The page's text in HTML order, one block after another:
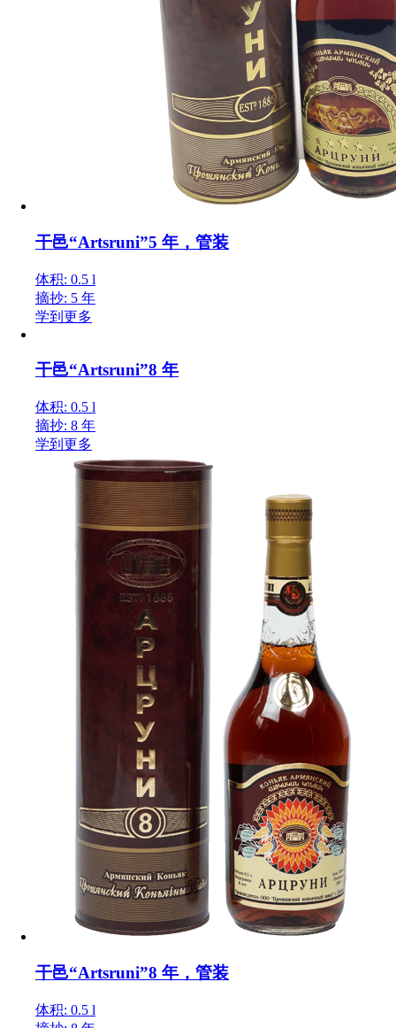
干邑“Artsruni”5 年，管装
体积: 0.5 l
摘抄: 5 年
学到更多
干邑“Artsruni”8 年
体积: 0.5 l
摘抄: 8 年
学到更多
干邑“Artsruni”8 年，管装
体积: 0.5 l